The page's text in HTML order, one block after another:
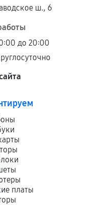
ш., 6
до 20:00
платы